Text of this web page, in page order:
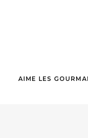
AIME LES